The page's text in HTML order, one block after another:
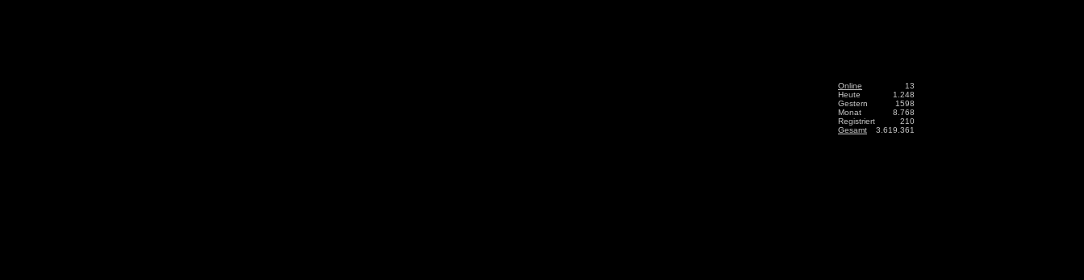
13
Online
1.248
Heute
1598
Gestern
8.768
Monat
210
Registriert
3.619.361
Gesamt